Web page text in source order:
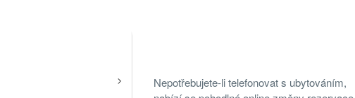
Nepotřebujete-li telefonovat s ubytováním,